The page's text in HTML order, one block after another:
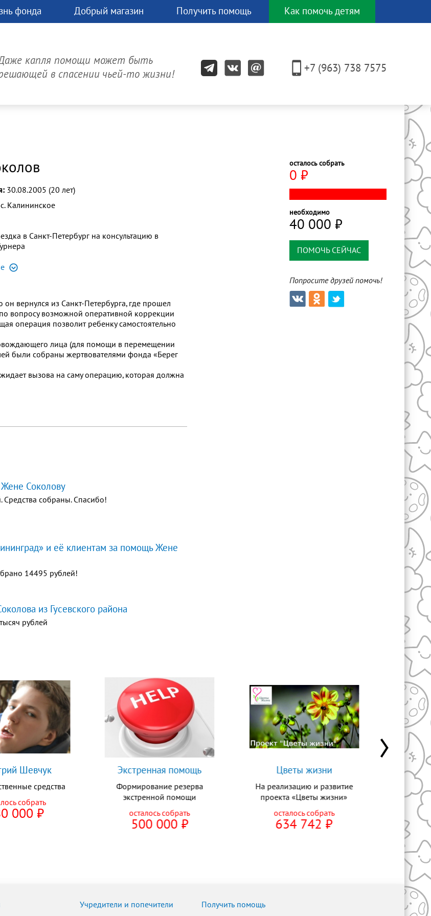
фонда Добрый магазин Получить помощь Как помочь детям
ДЕСЯТКОМ
других
капля помощи может быть
в спасении чьей-то жизни!
+7 (963) 738 7575
30.08.2005 (20 лет)
Калининское
в Санкт-Петербург на консультацию в
осталось собрать
0 ⃏
необходимо
40 000 ⃏
ПОМОЧЬ СЕЙЧАС
Попросите друзей помочь!
вернулся из Санкт-Петербурга, где прошел
по вопросу возможной оперативной коррекции
операция позволит ребенку самостоятельно
лица (для помощи в перемещении
были собраны жертвователями фонда «Берег
вызова на саму операцию, которая должна
Соколову
Средства собраны. Спасибо!
и её клиентам за помощь Жене
14495 рублей!
из Гусевского района
рублей
Шевчук
средства
собрать
000 ⃏
Экстренная помощь
Формирование резерва
экстренной помощи
осталось собрать
500 000 ⃏
Цветы жизни
На реализацию и развитие
проекта «Цветы жизни»
осталось собрать
634 742 ⃏
На
Учредители и попечители Получить помощь